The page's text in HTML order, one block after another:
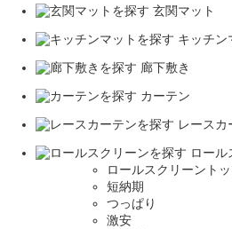
玄関マット
キッチン
廊下敷き
カーテン
レースカ
ロール
ロールスクリーント
短納期
つっぱり
激安